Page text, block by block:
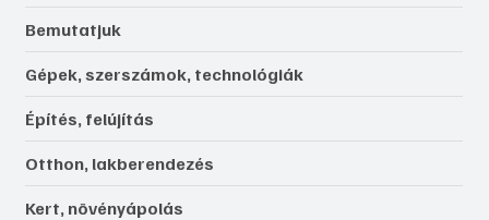
Bemutatjuk
Gépek, szerszámok, technológiák
Építés, felújítás
Otthon, lakberendezés
Kert, növényápolás